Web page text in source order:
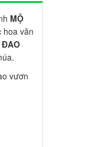
MỘ
hoa văn
ĐAO
vươn